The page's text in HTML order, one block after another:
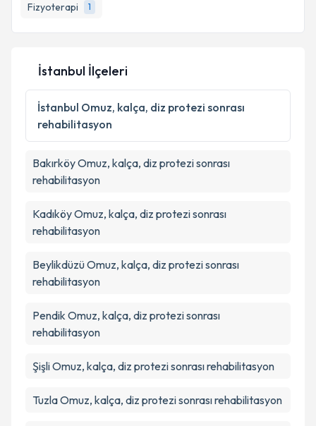
Fizyoterapi
1
E-posta Adresiniz
Kişisel verilerimin işlenmesine ilişkinAydınlatma
Metni
'ni okudum ve kişisel verilerimin belirtilen
kapsamda işlenmesini kabul ediyorum.
Takvim Talebini Gönder
İstanbul İlçeleri
İstanbul Omuz, kalça, diz protezi sonrası
rehabilitasyon
BakırköyOmuz, kalça, diz protezi sonrası
rehabilitasyon
KadıköyOmuz, kalça, diz protezi sonrası
rehabilitasyon
BeylikdüzüOmuz, kalça, diz protezi sonrası
rehabilitasyon
Pendik Omuz, kalça, diz protezi sonrası
rehabilitasyon
ŞişliOmuz, kalça, diz protezi sonrası rehabilitasyon
TuzlaOmuz, kalça, diz protezi sonrası rehabilitasyon